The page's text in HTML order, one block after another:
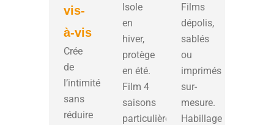
vis-
à-vis
Crée
de
l’intimité
sans
réduire
Isole
en
hiver,
protège
en été.
Film 4
saisons
particulièrement
Films
dépolis,
sablés
ou
imprimés
sur-
mesure.
Habillage